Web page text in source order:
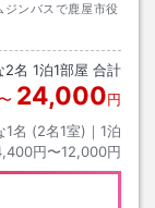
ンバスで鹿屋市役
2名 1泊1部屋 合計
24,000円
1名 (2名1室)｜ 1泊
円〜12,000円